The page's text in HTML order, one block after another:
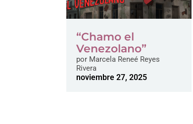
“Chamo el
Venezolano”
por Marcela Reneé Reyes
Rivera
noviembre 27, 2025